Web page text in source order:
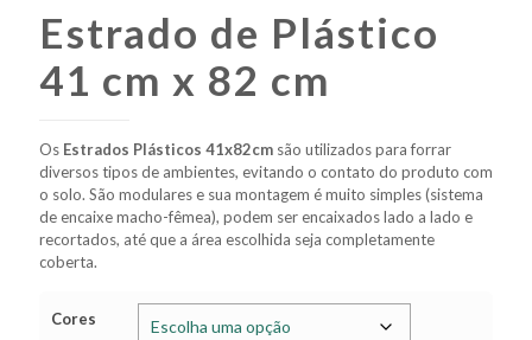
Estrado de Plástico
41 cm x 82 cm
Os Estrados Plásticos 41x82cm são utilizados para forrar
diversos tipos de ambientes, evitando o contato do produto com
o solo. São modulares e sua montagem é muito simples (sistema
de encaixe macho-fêmea), podem ser encaixados lado a lado e
recortados, até que a área escolhida seja completamente
coberta.
Cores